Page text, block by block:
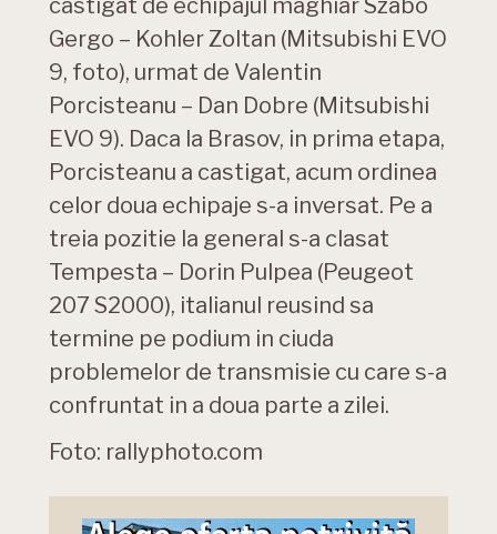
castigat de echipajul maghiar Szabo
Gergo – Kohler Zoltan (Mitsubishi EVO
9, foto), urmat de Valentin
Porcisteanu – Dan Dobre (Mitsubishi
EVO 9). Daca la Brasov, in prima etapa,
Porcisteanu a castigat, acum ordinea
celor doua echipaje s-a inversat. Pe a
treia pozitie la general s-a clasat
Tempesta – Dorin Pulpea (Peugeot
207 S2000), italianul reusind sa
termine pe podium in ciuda
problemelor de transmisie cu care s-a
confruntat in a doua parte a zilei.
Foto: rallyphoto.com